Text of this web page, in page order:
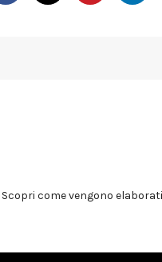
Scopri come vengono